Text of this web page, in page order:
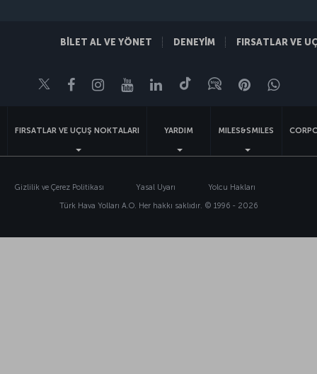
BİLET AL VE YÖNET DENEYİM FIRSATLAR VE
TwitterFacebookInstagram
YoutubeLinkedIn
TiktokBlogPinterest
FIRSATLAR VE UÇUŞ NOKTALARI YARDIM MILES&SMILES
Gizlilik ve Çerez Politikası Yasal Uyarı
Yolcu Hakları
Türk Hava Yolları A.O. Her hakkı saklıdır. © 1996 - 2026